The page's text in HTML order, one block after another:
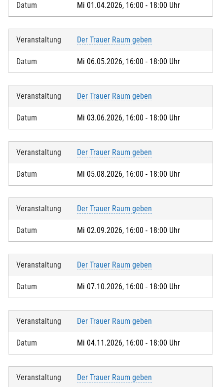
Datum Mi 01.04.2026, 16:00 - 18:00 Uhr
Veranstaltung Der Trauer Raum geben
Datum Mi 06.05.2026, 16:00 - 18:00 Uhr
Veranstaltung Der Trauer Raum geben
Datum Mi 03.06.2026, 16:00 - 18:00 Uhr
Veranstaltung Der Trauer Raum geben
Datum Mi 05.08.2026, 16:00 - 18:00 Uhr
Veranstaltung Der Trauer Raum geben
Datum Mi 02.09.2026, 16:00 - 18:00 Uhr
Veranstaltung Der Trauer Raum geben
Datum Mi 07.10.2026, 16:00 - 18:00 Uhr
Veranstaltung Der Trauer Raum geben
Datum Mi 04.11.2026, 16:00 - 18:00 Uhr
Veranstaltung Der Trauer Raum geben